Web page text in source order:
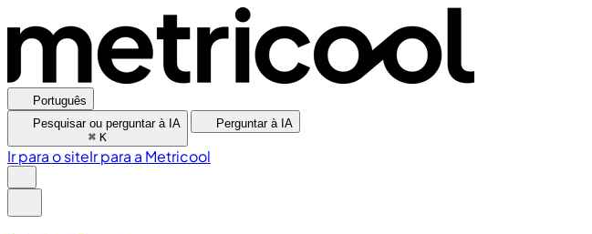
Português
Pesquisar ou perguntar à IA
⌘ K
Perguntar à IA
Ir para o siteIr para a Metricool